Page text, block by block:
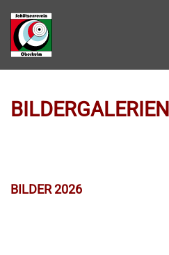
Zum Hauptinhalt springen
BILDERGALERIEN
BILDER 2026